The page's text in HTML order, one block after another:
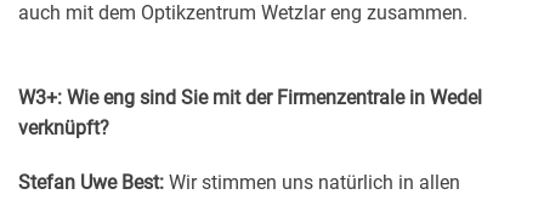
auch mit dem Optikzentrum Wetzlar eng zusammen.
W3+: Wie eng sind Sie mit der Firmenzentrale in Wedel
verknüpft?
Stefan Uwe Best: Wir stimmen uns natürlich in allen